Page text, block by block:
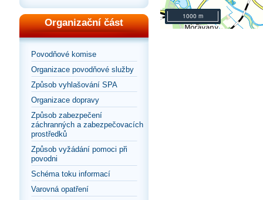
Organizační část
Povodňové komise
Organizace povodňové služby
Způsob vyhlašování SPA
Organizace dopravy
Způsob zabezpečení
záchranných a zabezpečovacích
prostředků
Způsob vyžádání pomoci při
povodni
Schéma toku informací
Varovná opatření
1000 m